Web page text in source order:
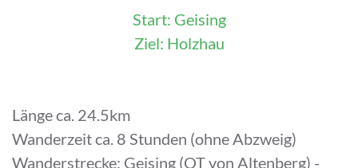
Start: Geising
Ziel: Holzhau
Länge ca. 24.5km
Wanderzeit ca. 8 Stunden (ohne Abzweig)
Wanderstrecke: Geising (OT von Altenberg) -